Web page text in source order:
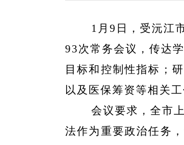
1月9日，受沅江
93次常务会议，传达
目标和控制性指标；
以及医保筹资等相关工
会议要求，全市
法作为重要政治任务